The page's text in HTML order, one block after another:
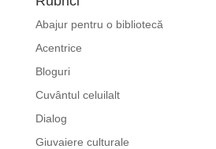
Abajur pentru o bibliotecă
Acentrice
Bloguri
Cuvântul celuilalt
Dialog
Giuvaiere culturale